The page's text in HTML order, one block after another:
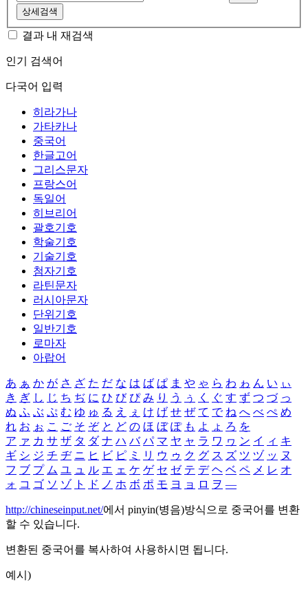
상세검색
결과 내 재검색
인기 검색어
다국어 입력
히라가나
가타카나
중국어
한글고어
그리스문자
프랑스어
독일어
히브리어
괄호기호
학술기호
기술기호
첨자기호
라틴문자
러시아문자
단위기호
일반기호
로마자
아랍어
あ ぁ か が さ ざ た だ な は ば ぱ ま や ゃ ら わ ゎ ん い ぃ
き ぎ し じ ち ぢ に ひ び ぴ み り う ぅ く ぐ す ず つ づ っ
ぬ ふ ぶ ぷ む ゆ ゅ る え ぇ け げ せ ぜ て で ね へ べ ぺ め
れ お ぉ こ ご そ ぞ と ど の ほ ぼ ぽ も よ ょ ろ を
ア ァ カ サ ザ タ ダ ナ ハ バ パ マ ヤ ャ ラ ワ ヮ ン イ ィ キ
ギ シ ジ チ ヂ ニ ヒ ビ ピ ミ リ ウ ゥ ク グ ス ズ ツ ヅ ッ ヌ
フ ブ プ ム ユ ュ ル エ ェ ケ ゲ セ ゼ テ デ ヘ ベ ペ メ レ オ
ォ コ ゴ ソ ゾ ト ド ノ ホ ボ ポ モ ヨ ョ ロ ヲ ―
http://chineseinput.net/에서 pinyin(병음)방식으로 중국어를 변환
할 수 있습니다.
변환된 중국어를 복사하여 사용하시면 됩니다.
예시)